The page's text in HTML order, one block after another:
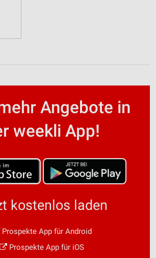
Angebote in
weekli App!
kostenlos laden
Prospekte App für Android
Prospekte App für iOS